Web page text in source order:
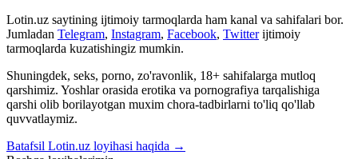
Lotin.uz saytining ijtimoiy tarmoqlarda ham kanal va sahifalari bor.
Jumladan Telegram, Instagram, Facebook, Twitter ijtimoiy
tarmoqlarda kuzatishingiz mumkin.
Shuningdek, seks, porno, zo'ravonlik, 18+ sahifalarga mutloq
qarshimiz. Yoshlar orasida erotika va pornografiya tarqalishiga
qarshi olib borilayotgan muxim chora-tadbirlarni to'liq qo'llab
quvvatlaymiz.
Batafsil Lotin.uz loyihasi haqida →